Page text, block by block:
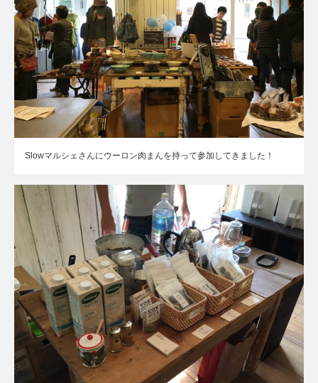
Slowマルシェさんにウーロン肉まんを持って参加してきました！